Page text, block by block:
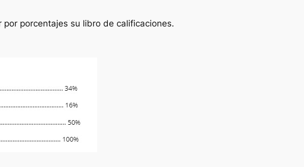
porcentajes su libro de calificaciones.